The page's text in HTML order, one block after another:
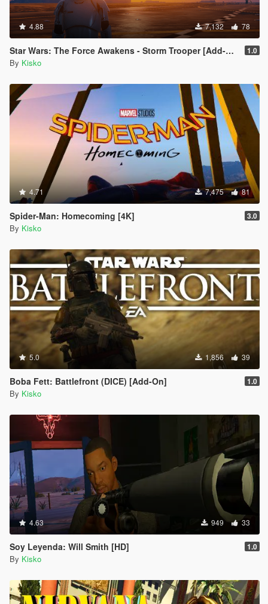
4.88 7,132 78
Star Wars: The Force Awakens - Storm Trooper [Add-On] 1.0
By Kisko
4.71 7,475 81
Spider-Man: Homecoming [4K] 3.0
By Kisko
5.0 1,856 39
Boba Fett: Battlefront (DICE) [Add-On] 1.0
By Kisko
4.63 949 33
Soy Leyenda: Will Smith [HD] 1.0
By Kisko